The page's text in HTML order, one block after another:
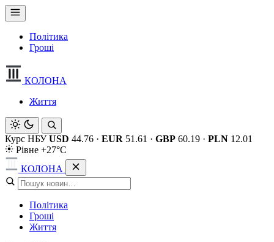
Політика
Гроші
КОЛОНА
Життя
Курс НБУ USD 44.76 · EUR 51.61 · GBP 60.19 · PLN 12.01
Рівне +27°C
КОЛОНА
Політика
Гроші
Життя